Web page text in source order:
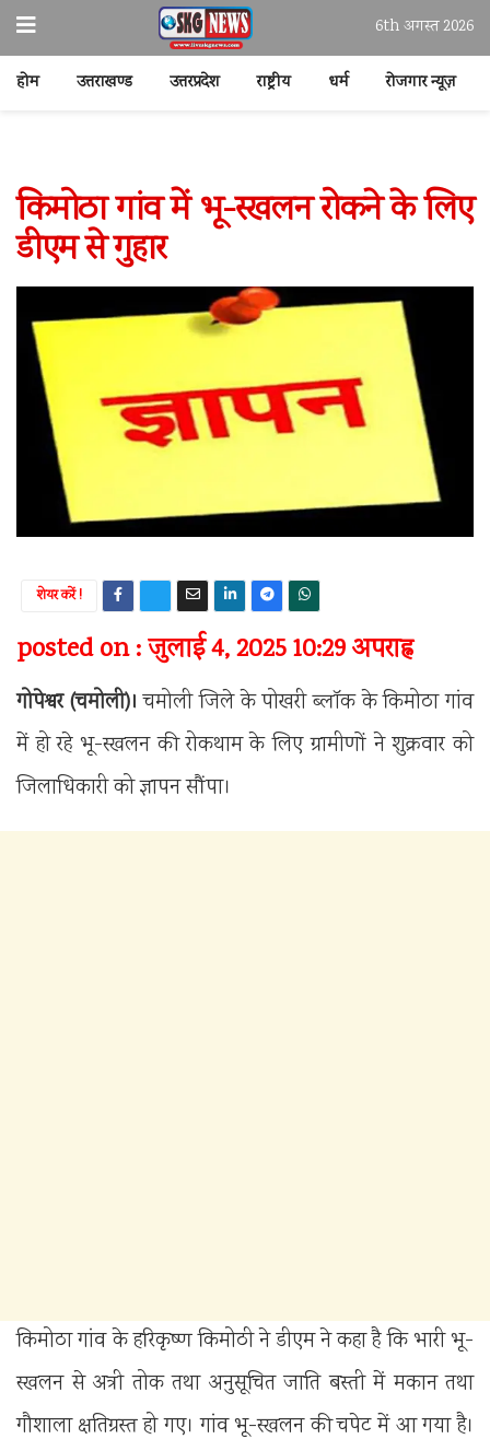
6th अगस्त 2026
होम उत्तराखण्ड उत्तरप्रदेश राष्ट्रीय धर्म रोजगार न्यूज़
किमोठा गांव में भू-स्खलन रोकने के लिए
डीएम से गुहार
शेयर करें !
posted on : जुलाई 4, 2025 10:29 अपराह्न
गोपेश्वर (चमोली)। चमोली जिले के पोखरी ब्लॉक के किमोठा गांव
में हो रहे भू-स्खलन की रोकथाम के लिए ग्रामीणों ने शुक्रवार को
जिलाधिकारी को ज्ञापन सौंपा।
किमोठा गांव के हरिकृष्ण किमोठी ने डीएम ने कहा है कि भारी भू-
स्खलन से अत्री तोक तथा अनुसूचित जाति बस्ती में मकान तथा
गौशाला क्षतिग्रस्त हो गए। गांव भू-स्खलन की चपेट में आ गया है।